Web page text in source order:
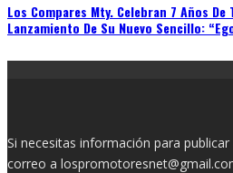
Los Compares Mty. Celebran 7 Años
Lanzamiento De Su Nuevo Sencillo:
Si necesitas información para
correo a